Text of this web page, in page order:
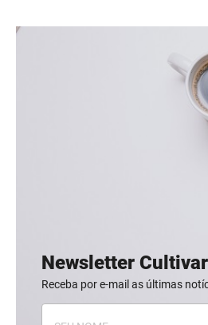
Newsletter Cultivar
Receba por e-mail as últimas